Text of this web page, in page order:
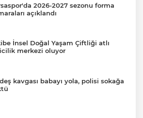
2026-2027 sezonu forma
açıklandı
İnsel Doğal Yaşam Çiftliği atlı
merkezi oluyor
kavgası babayı yola, polisi sokağa